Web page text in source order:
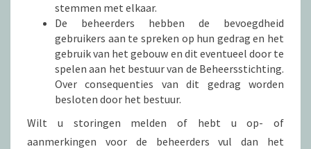
stemmen met elkaar.
De beheerders hebben de bevoegdheid
gebruikers aan te spreken op hun gedrag en het
gebruik van het gebouw en dit eventueel door te
spelen aan het bestuur van de Beheersstichting.
Over consequenties van dit gedrag worden
besloten door het bestuur.
Wilt u storingen melden of hebt u op- of
aanmerkingen voor de beheerders vul dan het